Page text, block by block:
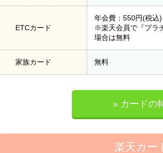
ETCカード
年会費：550円(税込)
※楽天会員で『プラ
場合は無料
家族カード 無料
» カードの
楽天カー